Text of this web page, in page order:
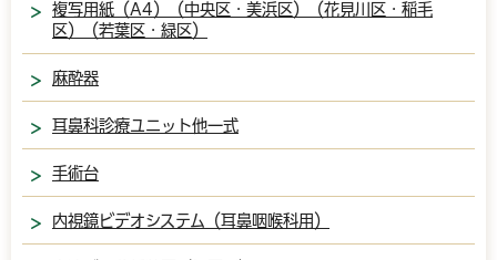
複写用紙（A4）（中央区・美浜区）（花見川区・稲毛
区）（若葉区・緑区）
麻酔器
耳鼻科診療ユニット他一式
手術台
内視鏡ビデオシステム（耳鼻咽喉科用）